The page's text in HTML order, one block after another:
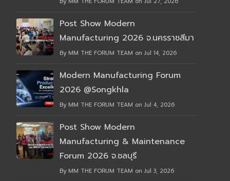
Post Show Modern
Manufacturing 2026 จ.นครราชสีมา
By MM THE FORUM TEAM on Jul 14, 2026
Modern Manufacturing Forum
2026 @Songkhla
By MM THE FORUM TEAM on Jul 4, 2026
Post Show Modern
Manufacturing & Maintenance
Forum 2026 จ.ชลบุรี
By MM THE FORUM TEAM on Jul 3, 2026